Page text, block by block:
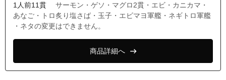
1人前11貫
サーモン・ゲソ・マグロ2貫・エビ・カニカマ・
あなご・トロ炙り塩さば・玉子・エビマヨ軍艦・ネギトロ軍艦
・ネタの変更はできません。
商品詳細へ